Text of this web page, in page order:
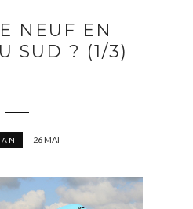
NEUF EN
SUD ? (1/3)
26 MAI